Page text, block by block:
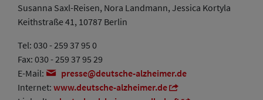
Susanna Saxl-Reisen, Nora Landmann, Jessica Kortyla
Keithstraße 41, 10787 Berlin
Tel: 030 - 259 37 95 0
Fax: 030 - 259 37 95 29
E-Mail:
presse deutsche-alzheimer de
Internet: www.deutsche-alzheimer.de